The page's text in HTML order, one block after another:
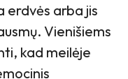
erdvės arba jis
Vienišiems
kad meilėje